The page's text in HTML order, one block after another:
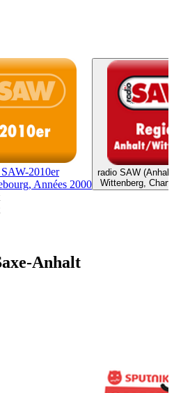
2010er
Années 2000
radio SAW
Wittenberg,
Anhalt